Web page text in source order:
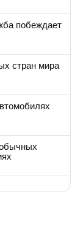
побеждает
стран мира